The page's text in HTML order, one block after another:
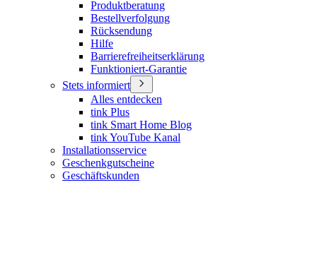
Produktberatung
Bestellverfolgung
Rücksendung
Hilfe
Barrierefreiheitserklärung
Funktioniert-Garantie
Stets informiert
Alles entdecken
tink Plus
tink Smart Home Blog
tink YouTube Kanal
Installationsservice
Geschenkgutscheine
Geschäftskunden